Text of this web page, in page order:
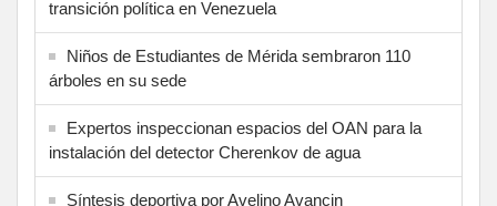
transición política en Venezuela
Niños de Estudiantes de Mérida sembraron 110
árboles en su sede
Expertos inspeccionan espacios del OAN para la
instalación del detector Cherenkov de agua
Síntesis deportiva por Avelino Avancin